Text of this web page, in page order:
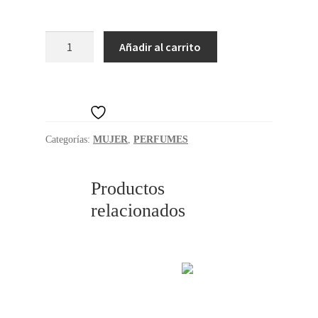
ROPA
Añadir al carrito
Categorías: MUJER, PERFUMES
Productos
relacionados